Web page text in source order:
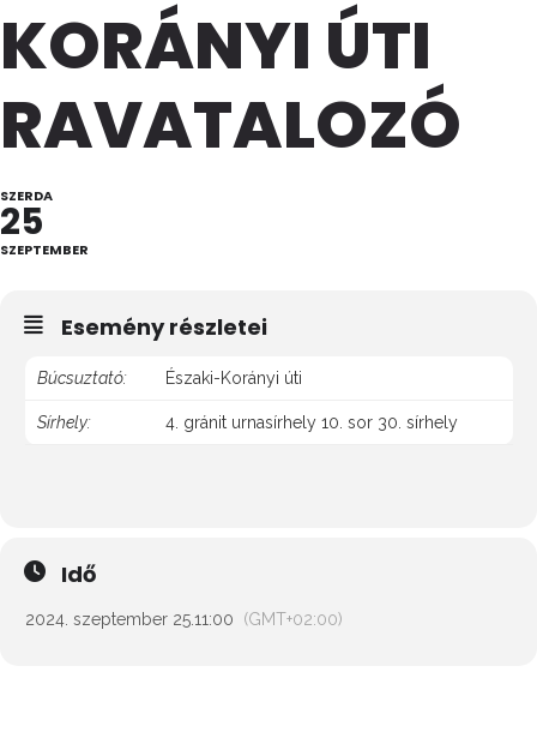
KORÁNYI ÚTI
RAVATALOZÓ
SZERDA
25
SZEPTEMBER
Esemény részletei
Búcsuztató: Északi-Korányi úti
Sírhely: 4. gránit urnasírhely 10. sor 30. sírhely
Idő
2024. szeptember 25.11:00 (GMT+02:00)